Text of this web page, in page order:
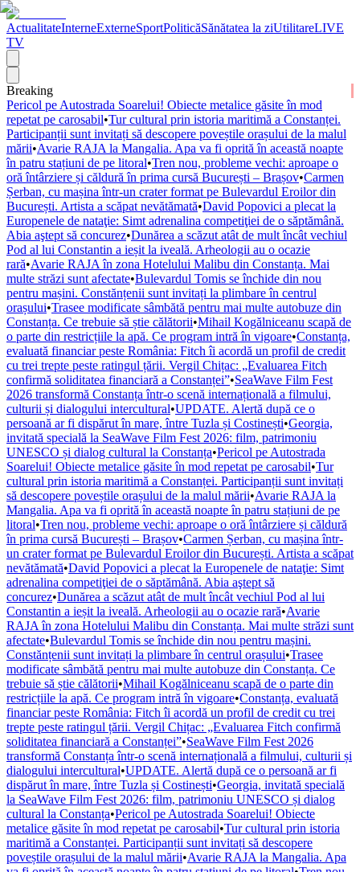
ActualitateInterneExterneSportPoliticăSănătatea la ziUtilitareLIVE
TV
Breaking
Pericol pe Autostrada Soarelui! Obiecte metalice găsite în mod
repetat pe carosabil•Tur cultural prin istoria maritimă a Constanței.
Participanții sunt invitați să descopere poveștile orașului de la malul
mării•Avarie RAJA la Mangalia. Apa va fi oprită în această noapte
în patru stațiuni de pe litoral•Tren nou, probleme vechi: aproape o
oră întârziere și căldură în prima cursă București – Brașov•Carmen
Șerban, cu mașina într-un crater format pe Bulevardul Eroilor din
București. Artista a scăpat nevătămată•David Popovici a plecat la
Europenele de nataţie: Simt adrenalina competiţiei de o săptămână.
Abia aştept să concurez•Dunărea a scăzut atât de mult încât vechiul
Pod al lui Constantin a ieșit la iveală. Arheologii au o ocazie
rară•Avarie RAJA în zona Hotelului Malibu din Constanța. Mai
multe străzi sunt afectate•Bulevardul Tomis se închide din nou
pentru mașini. Constănțenii sunt invitați la plimbare în centrul
orașului•Trasee modificate sâmbătă pentru mai multe autobuze din
Constanța. Ce trebuie să știe călătorii•Mihail Kogălniceanu scapă de
o parte din restricțiile la apă. Ce program intră în vigoare•Constanța,
evaluată financiar peste România: Fitch îi acordă un profil de credit
cu trei trepte peste ratingul țării. Vergil Chițac: „Evaluarea Fitch
confirmă soliditatea financiară a Constanței”•SeaWave Film Fest
2026 transformă Constanța într-o scenă internațională a filmului,
culturii și dialogului intercultural•UPDATE. Alertă după ce o
persoană ar fi dispărut în mare, între Tuzla și Costinești•Georgia,
invitată specială la SeaWave Film Fest 2026: film, patrimoniu
UNESCO și dialog cultural la Constanța•Pericol pe Autostrada
Soarelui! Obiecte metalice găsite în mod repetat pe carosabil•Tur
cultural prin istoria maritimă a Constanței. Participanții sunt invitați
să descopere poveștile orașului de la malul mării•Avarie RAJA la
Mangalia. Apa va fi oprită în această noapte în patru stațiuni de pe
litoral•Tren nou, probleme vechi: aproape o oră întârziere și căldură
în prima cursă București – Brașov•Carmen Șerban, cu mașina într-
un crater format pe Bulevardul Eroilor din București. Artista a scăpat
nevătămată•David Popovici a plecat la Europenele de nataţie: Simt
adrenalina competiţiei de o săptămână. Abia aştept să
concurez•Dunărea a scăzut atât de mult încât vechiul Pod al lui
Constantin a ieșit la iveală. Arheologii au o ocazie rară•Avarie
RAJA în zona Hotelului Malibu din Constanța. Mai multe străzi sunt
afectate•Bulevardul Tomis se închide din nou pentru mașini.
Constănțenii sunt invitați la plimbare în centrul orașului•Trasee
modificate sâmbătă pentru mai multe autobuze din Constanța. Ce
trebuie să știe călătorii•Mihail Kogălniceanu scapă de o parte din
restricțiile la apă. Ce program intră în vigoare•Constanța, evaluată
financiar peste România: Fitch îi acordă un profil de credit cu trei
trepte peste ratingul țării. Vergil Chițac: „Evaluarea Fitch confirmă
soliditatea financiară a Constanței”•SeaWave Film Fest 2026
transformă Constanța într-o scenă internațională a filmului, culturii și
dialogului intercultural•UPDATE. Alertă după ce o persoană ar fi
dispărut în mare, între Tuzla și Costinești•Georgia, invitată specială
la SeaWave Film Fest 2026: film, patrimoniu UNESCO și dialog
cultural la Constanța•Pericol pe Autostrada Soarelui! Obiecte
metalice găsite în mod repetat pe carosabil•Tur cultural prin istoria
maritimă a Constanței. Participanții sunt invitați să descopere
poveștile orașului de la malul mării•Avarie RAJA la Mangalia. Apa